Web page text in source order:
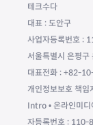
테크수다
대표 : 도안구
사업자등록번호 :
서울특별시 은평
대표전화 : +82-
개인정보보호 책임
Intro • 온라인미
자등록번호 : 110-